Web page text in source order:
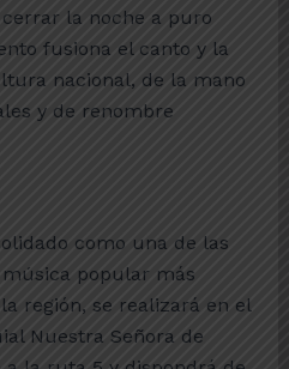
cerrar la noche a puro
fusiona el canto y la
nacional, de la mano
y de renombre
como una de las
popular más
región, se realizará en el
Nuestra Señora de